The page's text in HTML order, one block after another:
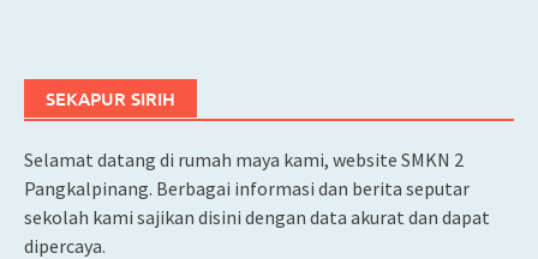
SEKAPUR SIRIH
Selamat datang di rumah maya kami, website SMKN 2
Pangkalpinang. Berbagai informasi dan berita seputar
sekolah kami sajikan disini dengan data akurat dan dapat
dipercaya.